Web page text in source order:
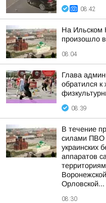
08:42
На Ильском
произошло
08:04
Глава
обратился
08:39
В течение
силами ПВО
украинских
аппаратов
Орловской...
08:30